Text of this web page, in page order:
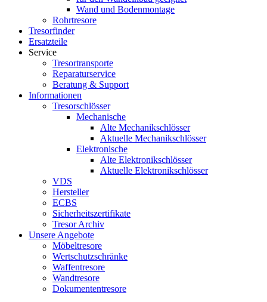
Wand und Bodenmontage
Rohrtresore
Tresorfinder
Ersatzteile
Service
Tresortransporte
Reparaturservice
Beratung & Support
Informationen
Tresorschlösser
Mechanische
Alte Mechanikschlösser
Aktuelle Mechanikschlösser
Elektronische
Alte Elektronikschlösser
Aktuelle Elektronikschlösser
VDS
Hersteller
ECBS
Sicherheitszertifikate
Tresor Archiv
Unsere Angebote
Möbeltresore
Wertschutzschränke
Waffentresore
Wandtresore
Dokumententresore